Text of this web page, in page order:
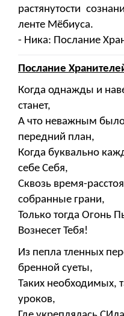
растянутости
ленте Мёбиуса.
- Ника: Послание
Послание
Когда однажды и
станет,
А что неважным
передний план,
Когда буквально
себе Себя,
Сквозь время-
собранные грани,
Только тогда Огонь
Вознесет Тебя!
Из пепла тленных
бренной суеты,
Таких необходимых,
уроков,